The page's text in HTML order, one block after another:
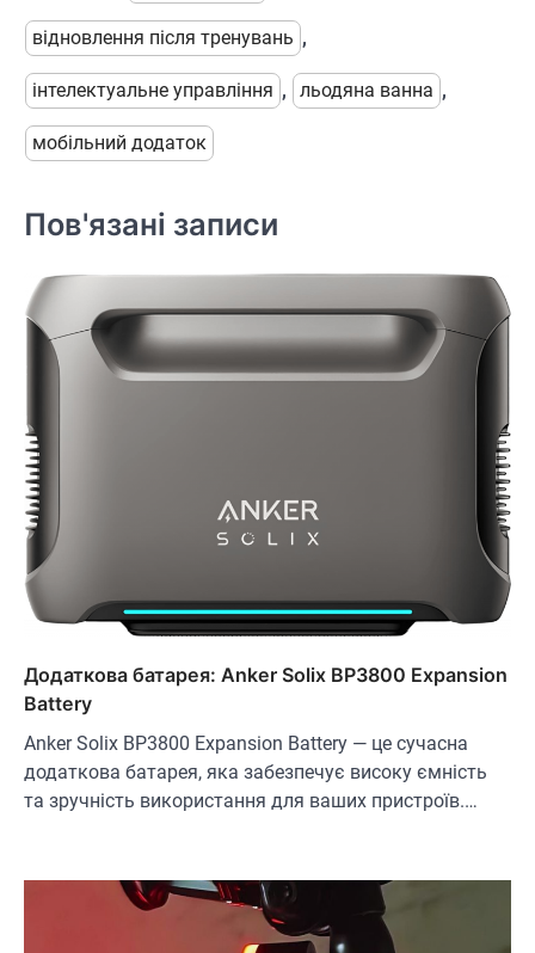
відновлення після тренувань ,
інтелектуальне управління , льодяна ванна ,
мобільний додаток
Пов'язані записи
Додаткова батарея: Anker Solix BP3800 Expansion
Battery
Anker Solix BP3800 Expansion Battery — це сучасна
додаткова батарея, яка забезпечує високу ємність
та зручність використання для ваших пристроїв.…